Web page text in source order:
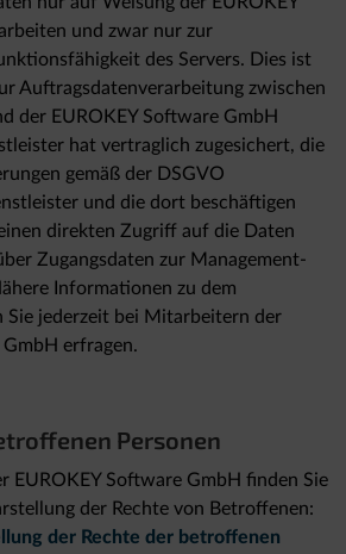
und zwar nur zur
des Servers. Dies ist
Auftragsdatenverarbeitung zwischen
der EUROKEY Software GmbH
hat vertraglich zugesichert, die
gemäß der DSGVO
und die dort beschäftigen
direkten Zugriff auf die Daten
Zugangsdaten zur Management-
Informationen zu dem
Sie jederzeit bei Mitarbeitern der
GmbH erfragen.
Personen
EUROKEY Software GmbH finden Sie
der Rechte von Betroffenen:
der Rechte der betroffenen